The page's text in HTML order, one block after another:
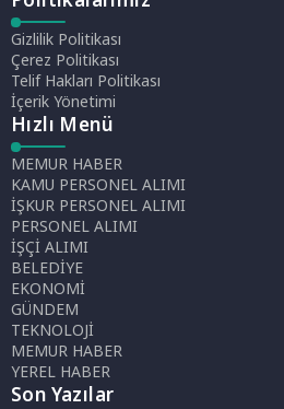
Gizlilik Politikası
Çerez Politikası
Telif Hakları Politikası
İçerik Yönetimi
Hızlı Menü
MEMUR HABER
KAMU PERSONEL ALIMI
İŞKUR PERSONEL ALIMI
PERSONEL ALIMI
İŞÇİ ALIMI
BELEDİYE
EKONOMİ
GÜNDEM
TEKNOLOJİ
MEMUR HABER
YEREL HABER
Son Yazılar